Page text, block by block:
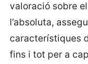
valoració sobre
l’absoluta,
característiques
fins i tot per a